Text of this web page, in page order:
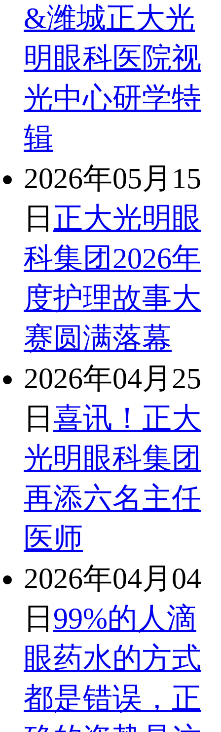
&潍城正大光
明眼科医院视
光中心研学特
辑
2026年05月15
日 正大光明眼
科集团2026年
度护理故事大
赛圆满落幕
2026年04月25
日 喜讯！正大
光明眼科集团
再添六名主任
医师
2026年04月04
日 99%的人滴
眼药水的方式
都是错误，正